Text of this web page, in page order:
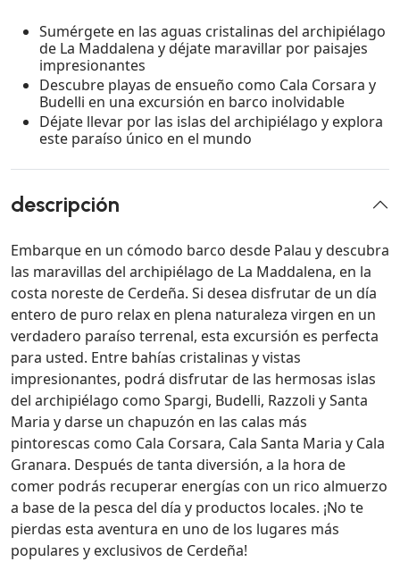
Sumérgete en las aguas cristalinas del archipiélago
de La Maddalena y déjate maravillar por paisajes
impresionantes
Descubre playas de ensueño como Cala Corsara y
Budelli en una excursión en barco inolvidable
Déjate llevar por las islas del archipiélago y explora
este paraíso único en el mundo
descripción
Embarque en un cómodo barco desde Palau y descubra
las maravillas del archipiélago de La Maddalena, en la
costa noreste de Cerdeña. Si desea disfrutar de un día
entero de puro relax en plena naturaleza virgen en un
verdadero paraíso terrenal, esta excursión es perfecta
para usted. Entre bahías cristalinas y vistas
impresionantes, podrá disfrutar de las hermosas islas
del archipiélago como Spargi, Budelli, Razzoli y Santa
Maria y darse un chapuzón en las calas más
pintorescas como Cala Corsara, Cala Santa Maria y Cala
Granara. Después de tanta diversión, a la hora de
comer podrás recuperar energías con un rico almuerzo
a base de la pesca del día y productos locales. ¡No te
pierdas esta aventura en uno de los lugares más
populares y exclusivos de Cerdeña!